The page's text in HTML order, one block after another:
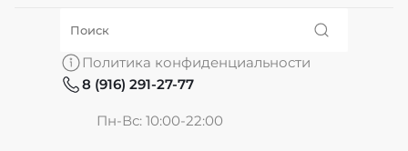
О нас
Политика конфиденциальности
8 (916) 291-27-77
Пн-Вс: 10:00-22:00